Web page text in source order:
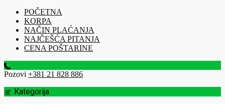
POČETNA
KORPA
NAČIN PLAĆANJA
NAJČEŠĆA PITANJA
CENA POŠTARINE
Pozovi +381 21 828 886
Kategorija